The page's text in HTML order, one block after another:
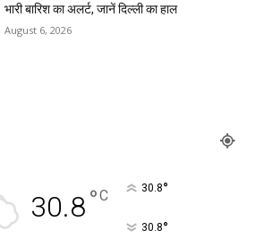
भारी बारिश का अलर्ट, जानें दिल्ली का हाल
August 6, 2026
30.8°C 30.8°
30.8°